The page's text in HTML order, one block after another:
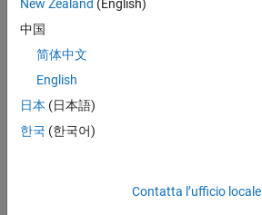
algorithm
only depend
on the data
through dot
products in
H, i.e. on
functions of
New Zealand (English)
中国
简体中文
English
日本 (日本語)
한국 (한국어)
Contatta l’ufficio locale